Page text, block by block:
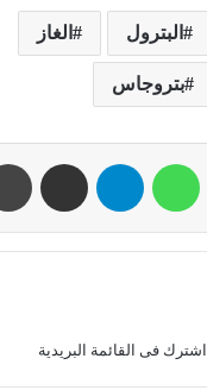
البترول الغاز
بتروجاس
اشترك فى القائمة البريدية